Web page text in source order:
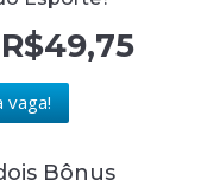
vaga!
Bônus